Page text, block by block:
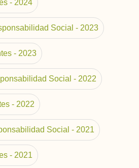
- 2024
Social - 2023
- 2023
Social - 2022
- 2022
Social - 2021
- 2021